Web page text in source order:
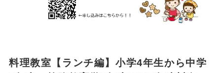
料理教室【ランチ編】小学4年生から中学